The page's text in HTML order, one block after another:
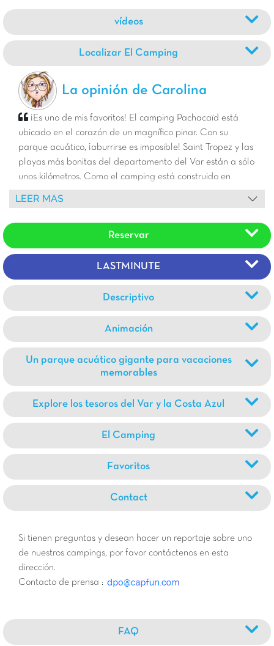
vídeos
Localizar El Camping
La opinión de Carolina
¡Es uno de mis favoritos! El camping Pachacaïd est
ubicado en el corazón de un magnífico pinar. Con su
parque acuático, ¡aburrirse es imposible! Saint Tropez y las
playas más bonitas del departamento del Var están a sólo
unos kilómetros. Como el camping está construido en
diferentes niveles, los niveles inferiores son preferibles para
LEER MAS
Reservar
LASTMINUTE
Descriptivo
Animación
Un parque acuático gigante para vacaciones
memorables
Explore los tesoros del Var y la Costa Azul
El Camping
Favoritos
Contact
Si tienen preguntas y desean hacer un reportaje sobre uno
de nuestros campings, por favor contáctenos en esta
dirección.
Contacto de prensa :
FAQ